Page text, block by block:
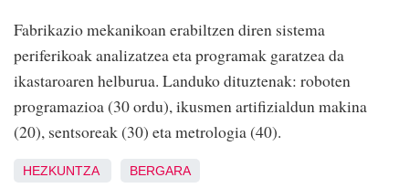
Fabrikazio mekanikoan erabiltzen diren sistema
periferikoak analizatzea eta programak garatzea da
ikastaroaren helburua. Landuko dituztenak: roboten
programazioa (30 ordu), ikusmen artifizialdun makina
(20), sentsoreak (30) eta metrologia (40).
HEZKUNTZA BERGARA